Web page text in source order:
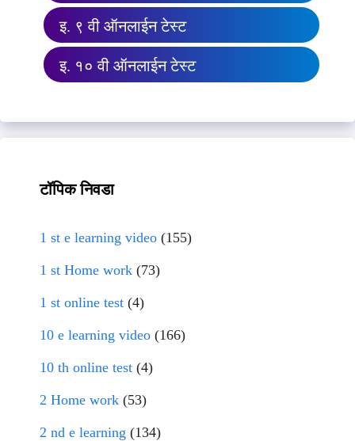
इ. ९ वी ऑनलाईन टेस्ट
इ. १० वी ऑनलाईन टेस्ट
टॉपिक निवडा
1 st e learning video (155)
1 st Home work (73)
1 st online test (4)
10 e learning video (166)
10 th online test (4)
2 Home work (53)
2 nd e learning (134)